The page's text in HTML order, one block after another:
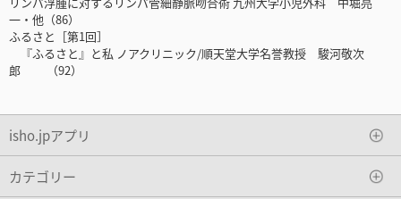
一・他（86）
ふるさと［第1回］
『ふるさと』と私 ノアクリニック/順天堂大学名誉教授 駿河敬次
郎 （92）
isho.jpアプリ
カテゴリー